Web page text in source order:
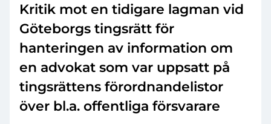
Kritik mot en tidigare lagman vid
Göteborgs tingsrätt för
hanteringen av information om
en advokat som var uppsatt på
tingsrättens förordnandelistor
över bl.a. offentliga försvarare